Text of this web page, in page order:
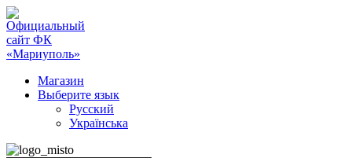
Магазин
Выберите язык
Русский
Українська